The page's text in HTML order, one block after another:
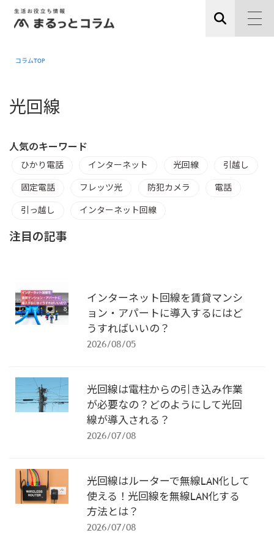
コラムTOP
光回線
人気のキーワード
ひかり電話 インターネット 光回線 引越し
固定電話 フレッツ光 防犯カメラ 電話
引っ越し インターネット回線
注目の記事
インターネット回線を賃貸マンシ
ョン・アパートに導入するにはど
うすればいいの？
2026/08/05
光回線は電柱からの引き込み作業
が必要なの？どのようにして光回
線が導入される？
2026/07/08
光回線はルーターで無線LAN化して
使える！光回線を無線LAN化する
方法とは？
2026/07/08